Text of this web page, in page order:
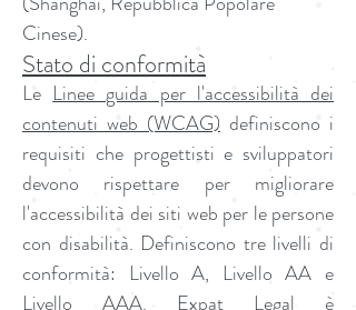
Cinese).
Stato di conformità
Le Linee guida per l'accessibilità dei
contenuti web (WCAG) definiscono i
requisiti che progettisti e sviluppatori
devono rispettare per migliorare
l'accessibilità dei siti web per le persone
con disabilità. Definiscono tre livelli di
conformità: Livello A, Livello AA e
Livello AAA. Expat Legal è